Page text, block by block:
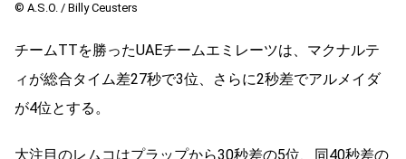
© A.S.O. / Billy Ceusters
チームTTを勝ったUAEチームエミレーツは、マクナルテ
ィが総合タイム差27秒で3位、さらに2秒差でアルメイダ
が4位とする。
大注目のレムコはプラップから30秒差の5位、同40秒差の